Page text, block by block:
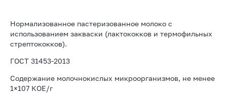
Нормализованное пастеризованное молоко с
использованием закваски (лактококков и термофильных
стрептококков).
ГОСТ 31453-2013
Содержание молочнокислых микроорганизмов, не менее
1×107 КОЕ/г